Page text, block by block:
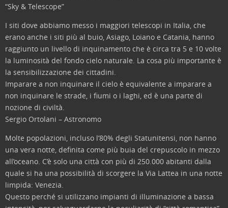
“Sky & Telescope”
I siti dove abbiamo messo i maggiori telescopi in Italia, che
erano anche i siti più al buio, Asiago, Loiano e Catania, hanno
raggiunto un livello di inquinamento che è circa tra 5 e 10 volte
la luminosità del fondo cielo naturale. La cosa più importante è
la sensibilizzazione dei cittadini.
Imparare a non inquinare il cielo è equivalente a imparare a
non inquinare le strade, i fiumi o i laghi, ed è una parte di
nozione di civiltà.
Sergio Ortolani – Astronomo
Molte popolazioni, incluso l’80% degli Statunitensi, non hanno
una vera notte, definita come più buia del crepuscolo in mezzo
all’oceano. C’è solo una città con più di 250.000 abitanti dalla
quale si ha una possibilità di scorgere la Via Lattea in una notte
limpida: Venezia.
Questo perché si utilizzano impianti di illuminazione a bassa